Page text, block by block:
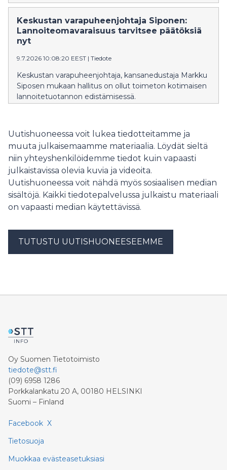
Siposen mukaan Purra ei ole edelleenkään vastannut
kysymykseen siitä, mitä perussuomalaiset sai
kehysriihen lehmänkaupoissa, jossa Gardenin-
avustuksesta sovittiin.
Keskustan varapuheenjohtaja Siponen:
Lannoiteomavaraisuus tarvitsee päätöksiä
nyt
9.7.2026 10:08:20 EEST | Tiedote
Keskustan varapuheenjohtaja, kansanedustaja Markku
Siposen mukaan hallitus on ollut toimeton kotimaisen
lannoitetuotannon edistämisessä.
Uutishuoneessa voit lukea tiedotteitamme ja
muuta julkaisemaamme materiaalia. Löydät sieltä
niin yhteyshenkilöidemme tiedot kuin vapaasti
julkaistavissa olevia kuvia ja videoita.
Uutishuoneessa voit nähdä myös sosiaalisen median
sisältöjä. Kaikki tiedotepalvelussa julkaistu materiaali
on vapaasti median käytettävissä.
TUTUSTU UUTISHUONEESEEMME
Oy Suomen Tietotoimisto
tiedote@stt.fi
(09) 6958 1286
Porkkalankatu 20 A, 00180 HELSINKI
Suomi – Finland
Facebook X
Tietosuoja
Muokkaa evästeasetuksiasi